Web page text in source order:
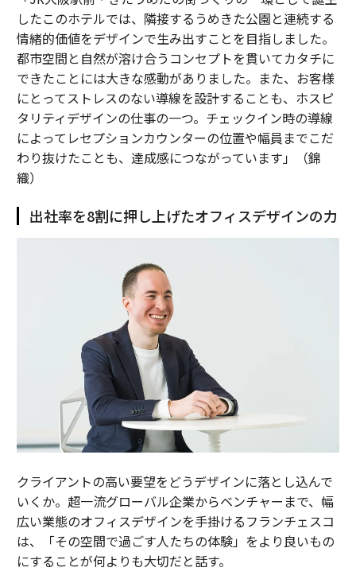
したこのホテルでは、隣接するうめきた公園と連続する
情緒的価値をデザインで生み出すことを目指しました。
都市空間と自然が溶け合うコンセプトを貫いてカタチに
できたことには大きな感動がありました。また、お客様
にとってストレスのない導線を設計することも、ホスピ
タリティデザインの仕事の一つ。チェックイン時の導線
によってレセプションカウンターの位置や幅員までこだ
わり抜けたことも、達成感につながっています」（錦
織）
出社率を8割に押し上げたオフィスデザインの力
クライアントの高い要望をどうデザインに落とし込んで
いくか。超一流グローバル企業からベンチャーまで、幅
広い業態のオフィスデザインを手掛けるフランチェスコ
は、「その空間で過ごす人たちの体験」をより良いもの
にすることが何よりも大切だと話す。